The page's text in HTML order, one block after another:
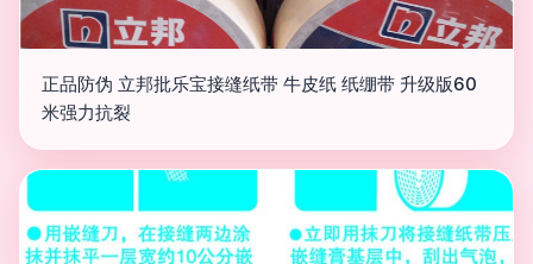
正品防伪 立邦批乐宝接缝纸带 牛皮纸 纸绷带 升级版60
米强力抗裂